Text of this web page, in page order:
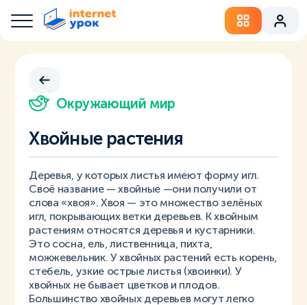
Окружающий мир
Хвойные растения
Деревья, у которых листья имеют форму игл.
Своё название — хвойные —они получили от
слова «хвоя». Хвоя — это множество зелёных
игл, покрывающих ветки деревьев. К хвойным
растениям относятся деревья и кустарники.
Это сосна, ель, лиственница, пихта,
можжевельник. У хвойных растений есть корень,
стебель, узкие острые листья (хвоинки). У
хвойных не бывает цветков и плодов.
Большинство хвойных деревьев могут легко